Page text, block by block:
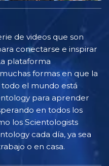
de videos que son
conectarse e inspirar
plataforma
formas en que la
el mundo está
para aprender
en todos los
los Scientologists
cada día, ya sea
o en casa.